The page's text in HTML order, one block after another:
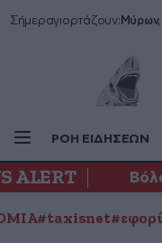
Σήμεραγιορτάζουν:
ΡΟΗ ΕΙΔΗΣΕΩΝ
ALERT
#taxisnet